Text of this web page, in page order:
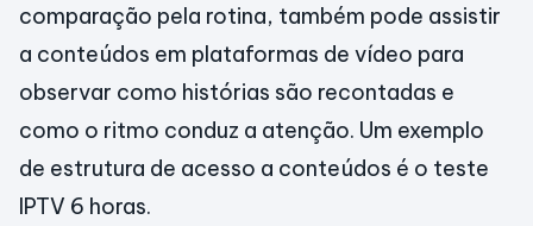
comparação pela rotina, também pode assistir
a conteúdos em plataformas de vídeo para
observar como histórias são recontadas e
como o ritmo conduz a atenção. Um exemplo
de estrutura de acesso a conteúdos é o teste
IPTV 6 horas.